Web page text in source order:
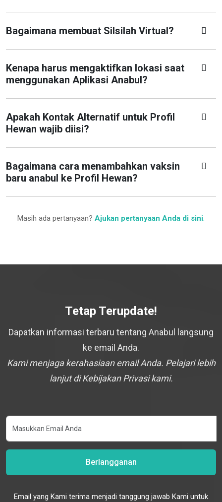
Bagaimana membuat Silsilah Virtual?
Kenapa harus mengaktifkan lokasi saat
menggunakan Aplikasi Anabul?
Apakah Kontak Alternatif untuk Profil
Hewan wajib diisi?
Bagaimana cara menambahkan vaksin
baru anabul ke Profil Hewan?
Masih ada pertanyaan? Ajukan pertanyaan Anda di sini.
Tetap Terupdate!
Dapatkan informasi terbaru tentang Anabul langsung
ke email Anda.
Kami menjaga kerahasiaan email Anda. Pelajari lebih
lanjut di Kebijakan Privasi kami.
Berlangganan
Email yang Kami terima menjadi tanggung jawab Kami untuk